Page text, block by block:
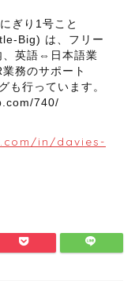
ぎり1号こと
Big) は、フリー
、英語⇔日本語業
務のサポート
も行っています。
740/
in/davies-